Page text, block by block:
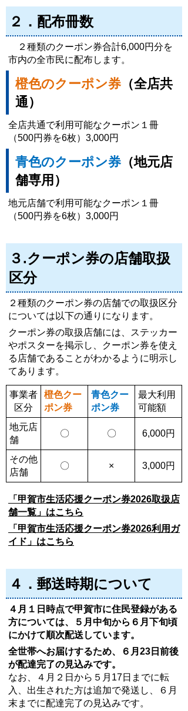
２．配布冊数
２種類のクーポン券合計6,000円分を
市内の全市民に配布します。
橙色のクーポン券（全店共
通）
全店共通で利用可能なクーポン１冊
（500円券を6枚）3,000円
青色のクーポン券（地元店
舗専用）
地元店舗で利用可能なクーポン１冊
（500円券を6枚）3,000円
３.クーポン券の店舗取扱
区分
２種類のクーポン券の店舗での取扱区分
については以下の通りになります。
クーポン券の取扱店舗には、ステッカー
やポスターを掲示し、クーポン券を使え
る店舗であることがわかるように明示し
てあります。
事業者
区分
橙色クー
ポン券
青色クー
ポン券
最大利用
可能額
地元店
舗
〇 〇 6,000円
その他
店舗
〇 × 3,000円
「甲賀市生活応援クーポン券2026取扱店
舗一覧」はこちら
「甲賀市生活応援クーポン券2026利用ガ
イド」はこちら
４．郵送時期について
４月１日時点で甲賀市に住民登録がある
方については、５月中旬から６月下旬頃
にかけて順次配送しています。
全世帯へお届けするため、６月23日前後
が配達完了の見込みです。
なお、４月２日から５月17日までに転
入、出生された方は追加で発送し、６月
末までに配達完了の見込みです。